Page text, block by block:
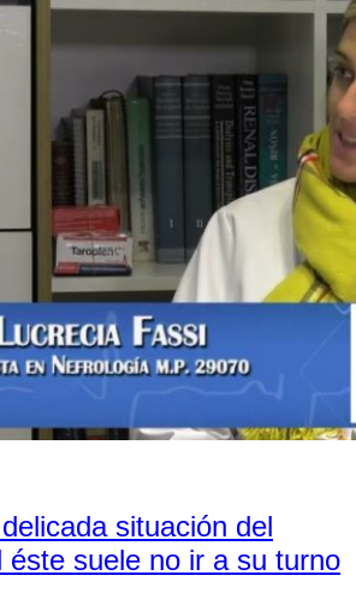
situación del
éste suele no ir a su turno